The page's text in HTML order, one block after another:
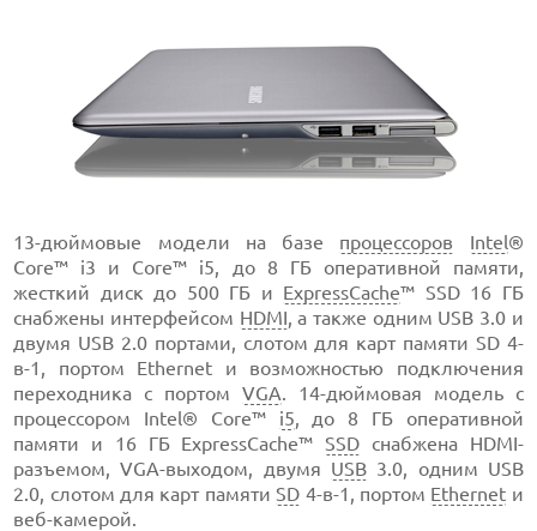
13-дюймовые модели на базе процессоров Intel®
Core™ i3 и Core™ i5, до 8 ГБ оперативной памяти,
жесткий диск до 500 ГБ и ExpressCache™ SSD 16 ГБ
снабжены интерфейсом HDMI, а также одним USB 3.0 и
двумя USB 2.0 портами, слотом для карт памяти SD 4-
в-1, портом Ethernet и возможностью подключения
переходника с портом VGA. 14-дюймовая модель с
процессором Intel® Core™ i5, до 8 ГБ оперативной
памяти и 16 ГБ ExpressCache™SSD снабжена HDMI-
разъемом, VGA-выходом, двумя USB 3.0, одним USB
2.0, слотом для карт памятиSD 4-в-1, портом Ethernet и
веб-камерой.